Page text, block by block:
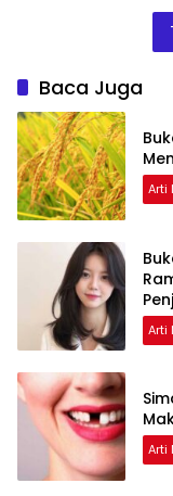
Baca Juga
Arti
Arti
Arti